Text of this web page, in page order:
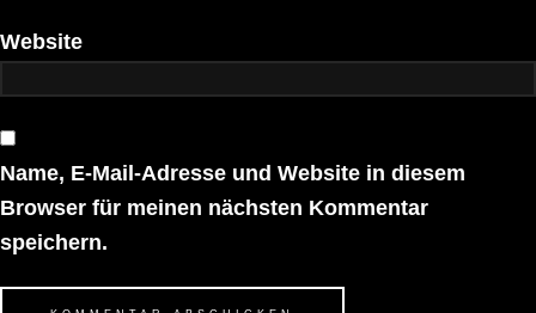
Website
Name, E-Mail-Adresse und Website in diesem
Browser für meinen nächsten Kommentar
speichern.